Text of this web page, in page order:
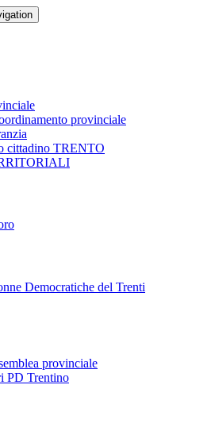
provinciale
cittadino TRENTO
Democratiche del Trenti
provinciale
PD Trentino